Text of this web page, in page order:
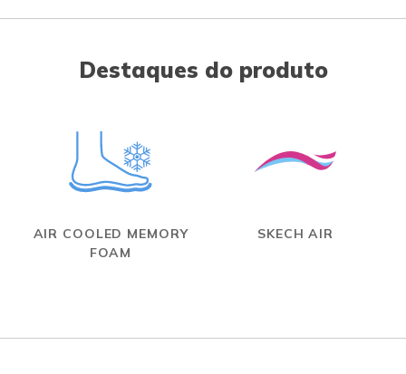
Destaques do produto
AIR COOLED MEMORY
FOAM
SKECH AIR